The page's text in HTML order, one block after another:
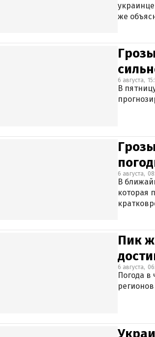
же
6 августа,
В
6 августа,
В
которая
Пик
6 августа,
Погода в